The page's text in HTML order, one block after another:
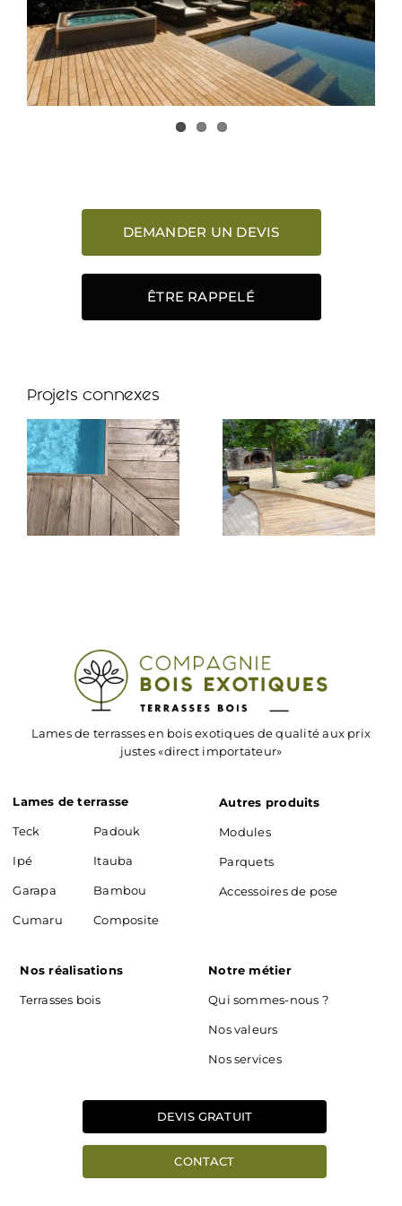
DEMANDER UN DEVIS
ÊTRE RAPPELÉ
Projets connexes
Lames de terrasses en bois exotiques de qualité aux prix
justes «direct importateur»
Lames de terrasse
Teck
Ipé
Garapa
Cumaru
Padouk
Itauba
Bambou
Composite
Autres produits
Modules
Parquets
Accessoires de pose
Nos réalisations
Terrasses bois
Notre métier
Qui sommes-nous ?
Nos valeurs
Nos services
DEVIS GRATUIT
CONTACT